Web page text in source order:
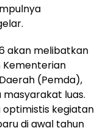
akan melibatkan
Kementerian
(Pemda),
luas.
optimistis kegiatan
di awal tahun